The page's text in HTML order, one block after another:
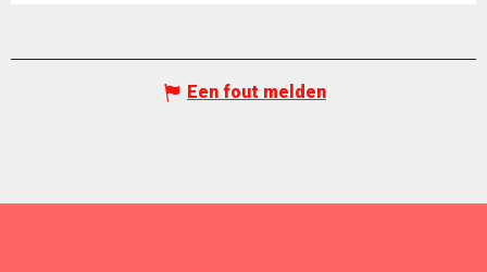
Een fout melden